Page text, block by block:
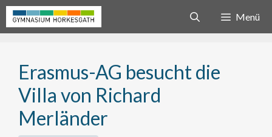
Zum
Inhalt
Menü
Erasmus-AG besucht die
Villa von Richard
Merländer